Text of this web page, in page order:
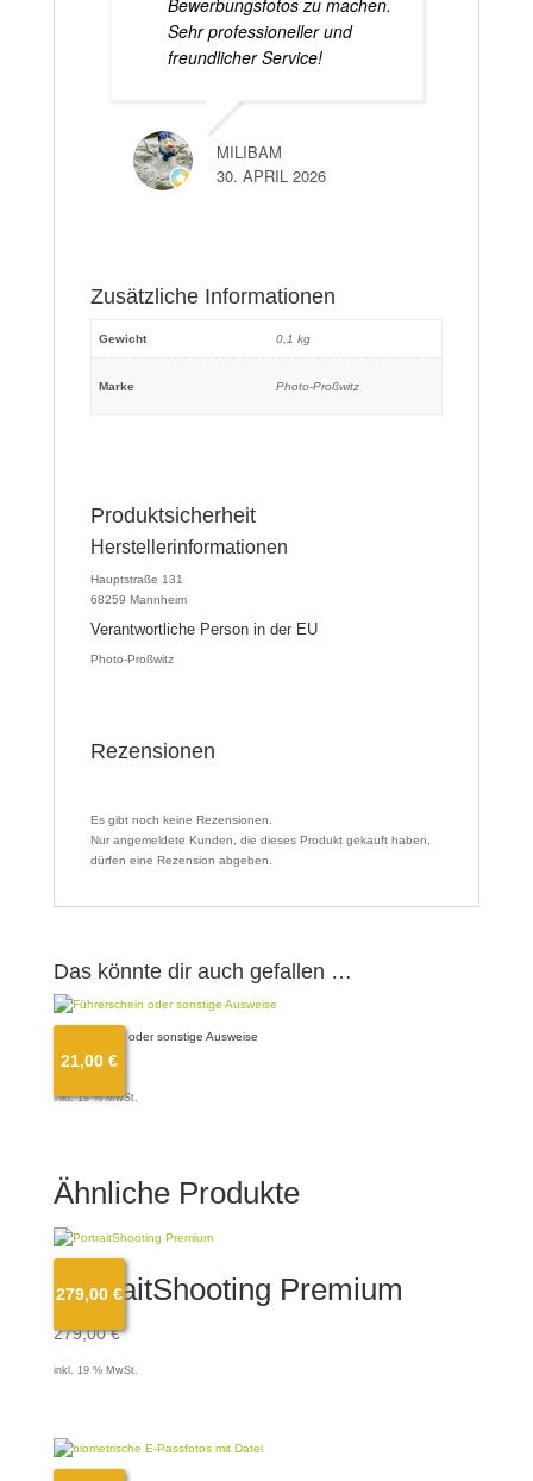
Bewerbungsfotos zu machen.
Sehr professioneller und
freundlicher Service!
MILIBAM
30. APRIL 2026
Zusätzliche Informationen
Gewicht 0,1 kg
Marke Photo-Proßwitz
Produktsicherheit
Herstellerinformationen
Hauptstraße 131
68259 Mannheim
Verantwortliche Person in der EU
Photo-Proßwitz
Rezensionen
Es gibt noch keine Rezensionen.
Nur angemeldete Kunden, die dieses Produkt gekauft haben,
dürfen eine Rezension abgeben.
Das könnte dir auch gefallen …
21,00 €
Führerschein oder sonstige Ausweise
21,00€
inkl. 19 % MwSt.
Ähnliche Produkte
279,00 €
PortraitShooting Premium
279,00€
inkl. 19 % MwSt.